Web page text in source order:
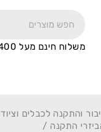
משלוח חינם מעל 400 ש"ח
והתקנה לכבלים וציוד
התקנה /